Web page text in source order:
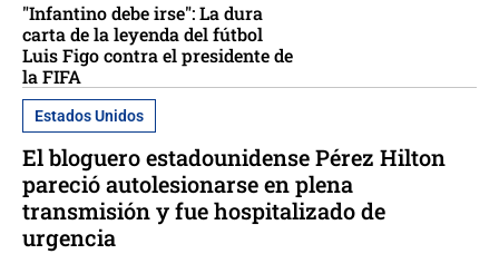
"Infantino debe irse": La dura
carta de la leyenda del fútbol
Luis Figo contra el presidente de
la FIFA
Estados Unidos
El bloguero estadounidense Pérez Hilton
pareció autolesionarse en plena
transmisión y fue hospitalizado de
urgencia